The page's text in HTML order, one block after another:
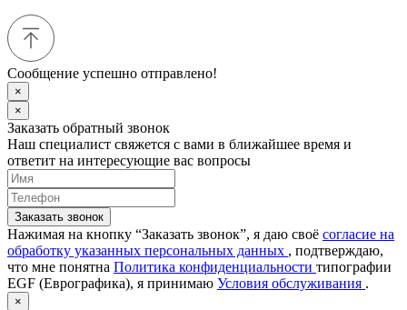
Сообщение успешно отправлено!
×
×
Заказать обратный звонок
Наш специалист свяжется с вами в ближайшее время и
ответит на интересующие вас вопросы
Заказать звонок
Нажимая на кнопку “Заказать звонок”, я даю своё согласие на
обработку указанных персональных данных , подтверждаю,
что мне понятна Политика конфиденциальности типографии
EGF (Еврографика), я принимаю Условия обслуживания .
×